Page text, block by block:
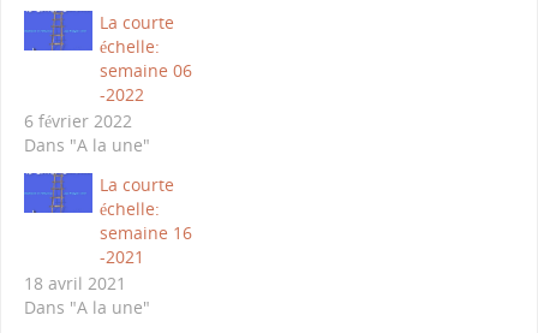
La courte
échelle:
semaine 06
-2022
6 février 2022
Dans "A la une"
La courte
échelle:
semaine 16
-2021
18 avril 2021
Dans "A la une"